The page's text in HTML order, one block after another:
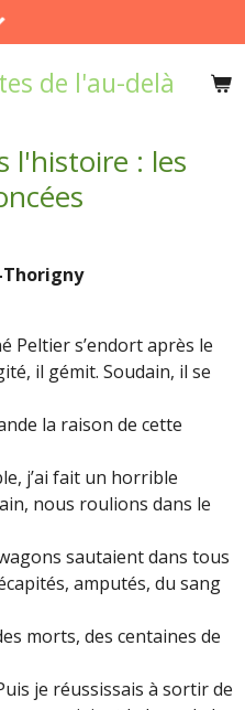
de l'au-delà
l'histoire : les
Thorigny
Peltier s’endort après le
il gémit. Soudain, il se
la raison de cette
j’ai fait un horrible
nous roulions dans le
sautaient dans tous
amputés, du sang
morts, des centaines de
je réussissais à sortir de